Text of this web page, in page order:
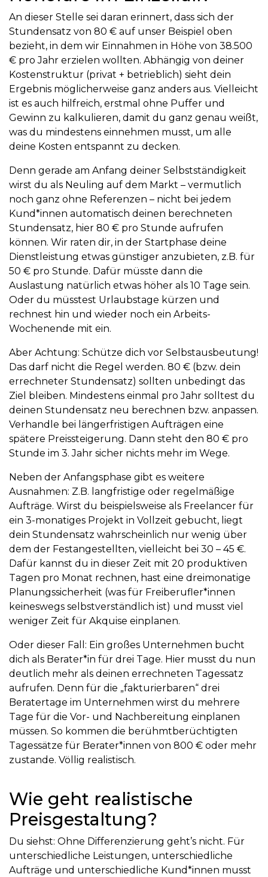
An dieser Stelle sei daran erinnert, dass sich der
Stundensatz von 80 € auf unser Beispiel oben
bezieht, in dem wir Einnahmen in Höhe von 38.500
€ pro Jahr erzielen wollten. Abhängig von deiner
Kostenstruktur (privat + betrieblich) sieht dein
Ergebnis möglicherweise ganz anders aus. Vielleicht
ist es auch hilfreich, erstmal ohne Puffer und
Gewinn zu kalkulieren, damit du ganz genau weißt,
was du mindestens einnehmen musst, um alle
deine Kosten entspannt zu decken.
Denn gerade am Anfang deiner Selbstständigkeit
wirst du als Neuling auf dem Markt – vermutlich
noch ganz ohne Referenzen – nicht bei jedem
Kund*innen automatisch deinen berechneten
Stundensatz, hier 80 € pro Stunde aufrufen
können. Wir raten dir, in der Startphase deine
Dienstleistung etwas günstiger anzubieten, z.B. für
50 € pro Stunde. Dafür müsste dann die
Auslastung natürlich etwas höher als 10 Tage sein.
Oder du müsstest Urlaubstage kürzen und
rechnest hin und wieder noch ein Arbeits-
Wochenende mit ein.
Aber Achtung: Schütze dich vor Selbstausbeutung!
Das darf nicht die Regel werden. 80 € (bzw. dein
errechneter Stundensatz) sollten unbedingt das
Ziel bleiben. Mindestens einmal pro Jahr solltest du
deinen Stundensatz neu berechnen bzw. anpassen.
Verhandle bei längerfristigen Aufträgen eine
spätere Preissteigerung. Dann steht den 80 € pro
Stunde im 3. Jahr sicher nichts mehr im Wege.
Neben der Anfangsphase gibt es weitere
Ausnahmen: Z.B. langfristige oder regelmäßige
Aufträge. Wirst du beispielsweise als Freelancer für
ein 3-monatiges Projekt in Vollzeit gebucht, liegt
dein Stundensatz wahrscheinlich nur wenig über
dem der Festangestellten, vielleicht bei 30 – 45 €.
Dafür kannst du in dieser Zeit mit 20 produktiven
Tagen pro Monat rechnen, hast eine dreimonatige
Planungssicherheit (was für Freiberufler*innen
keineswegs selbstverständlich ist) und musst viel
weniger Zeit für Akquise einplanen.
Oder dieser Fall: Ein großes Unternehmen bucht
dich als Berater*in für drei Tage. Hier musst du nun
deutlich mehr als deinen errechneten Tagessatz
aufrufen. Denn für die „fakturierbaren“ drei
Beratertage im Unternehmen wirst du mehrere
Tage für die Vor- und Nachbereitung einplanen
müssen. So kommen die berühmtberüchtigten
Tagessätze für Berater*innen von 800 € oder mehr
zustande. Völlig realistisch.
Wie geht realistische
Preisgestaltung?
Du siehst: Ohne Differenzierung geht’s nicht. Für
unterschiedliche Leistungen, unterschiedliche
Aufträge und unterschiedliche Kund*innen musst